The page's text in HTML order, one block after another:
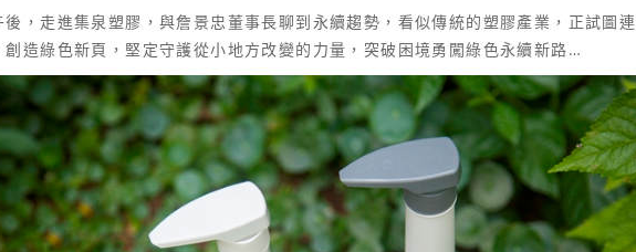
後，走進集泉塑膠，與詹景忠董事長聊到永續趨勢，看似傳統的塑膠產業，正試圖連
創造綠色新頁，堅定守護從小地方改變的力量，突破困境勇闖綠色永續新路…